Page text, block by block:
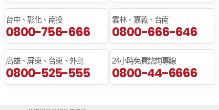
台中、彰化、南投
0800-756-666
雲林、嘉義、台南
0800-666-646
高雄、屏東、台東、外島
0800-525-555
24小時免費諮詢專線
0800-44-6666